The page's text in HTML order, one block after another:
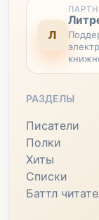
Л
РАЗДЕЛЫ
Писатели
Полки
Хиты
Списки
Баттл